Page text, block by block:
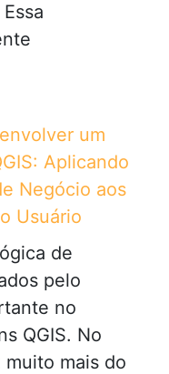
um
Aplicando
Negócio aos
Usuário
de
pelo
no
QGIS. No
mais do